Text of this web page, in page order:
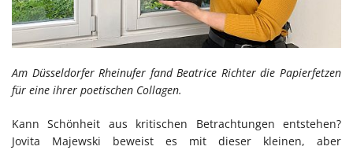
Am Düsseldorfer Rheinufer fand Beatrice Richter die Papierfetzen
für eine ihrer poetischen Collagen.
Kann Schönheit aus kritischen Betrachtungen entstehen?
Jovita Majewski beweist es mit dieser kleinen, aber